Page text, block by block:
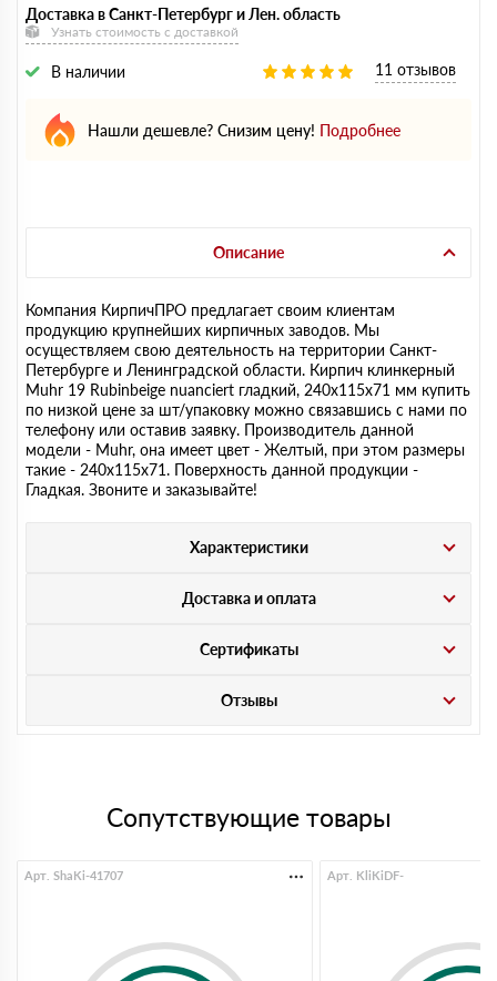
Доставка в Санкт-Петербург и Лен. область
Узнать стоимость с доставкой
В наличии 11 отзывов
Нашли дешевле? Снизим цену! Подробнее
Описание
Компания КирпичПРО предлагает своим клиентам
продукцию крупнейших кирпичных заводов. Мы
осуществляем свою деятельность на территории Санкт-
Петербурге и Ленинградской области. Кирпич клинкерный
Muhr 19 Rubinbeige nuanciert гладкий, 240х115х71 мм купить
по низкой цене за шт/упаковку можно связавшись с нами по
телефону или оставив заявку. Производитель данной
модели - Muhr, она имеет цвет - Желтый, при этом размеры
такие - 240х115х71. Поверхность данной продукции -
Гладкая. Звоните и заказывайте!
Характеристики
Доставка и оплата
Сертификаты
Отзывы
Сопутствующие товары
Арт. ShaKi-41707 Арт. KliKiDF-